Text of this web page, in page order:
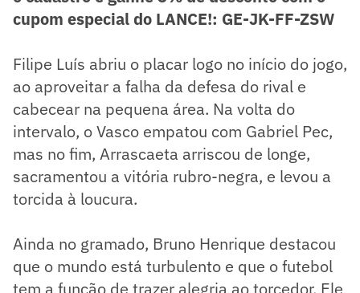
cupom especial do LANCE!: GE-JK-FF-ZSW
Filipe Luís abriu o placar logo no início do jogo,
ao aproveitar a falha da defesa do rival e
cabecear na pequena área. Na volta do
intervalo, o Vasco empatou com Gabriel Pec,
mas no fim, Arrascaeta arriscou de longe,
sacramentou a vitória rubro-negra, e levou a
torcida à loucura.
Ainda no gramado, Bruno Henrique destacou
que o mundo está turbulento e que o futebol